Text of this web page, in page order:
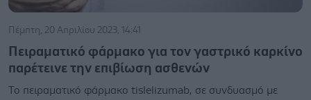
Πέμπτη, 20 Απριλίου 2023, 14:41
Πειραματικό φάρμακο για τον γαστρικό καρκίνο
παρέτεινε την επιβίωση ασθενών
Το πειραματικό φάρμακο tislelizumab, σε συνδυασμό με